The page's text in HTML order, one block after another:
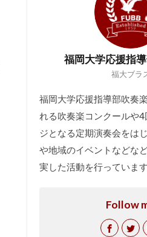
福岡大学応援指
福大ブラ
福岡大学応援指導部吹奏
れる吹奏楽コンクールや
ジとなる定期演奏会をは
や地域のイベントなどな
実した活動を行っています
Follow